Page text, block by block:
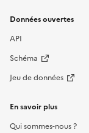
Données ouvertes
API
Schéma
Jeu de données
En savoir plus
Qui sommes-nous ?